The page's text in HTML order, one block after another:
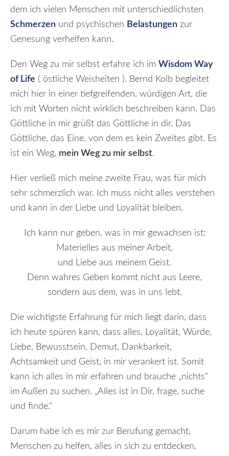
dem ich vielen Menschen mit unterschiedlichsten
Schmerzen und psychischen Belastungen zur
Genesung verhelfen kann.
Den Weg zu mir selbst erfahre ich im Wisdom Way
of Life ( östliche Weisheiten ). Bernd Kolb begleitet
mich hier in einer tiefgreifenden, würdigen Art, die
ich mit Worten nicht wirklich beschreiben kann. Das
Göttliche in mir grüßt das Göttliche in dir. Das
Göttliche, das Eine, von dem es kein Zweites gibt. Es
ist ein Weg, mein Weg zu mir selbst.
Hier verließ mich meine zweite Frau, was für mich
sehr schmerzlich war. Ich muss nicht alles verstehen
und kann in der Liebe und Loyalität bleiben.
Ich kann nur geben, was in mir gewachsen ist:
Materielles aus meiner Arbeit,
und Liebe aus meinem Geist.
Denn wahres Geben kommt nicht aus Leere,
sondern aus dem, was in uns lebt.
Die wichtigste Erfahrung für mich liegt darin, dass
ich heute spüren kann, dass alles, Loyalität, Würde,
Liebe, Bewusstsein, Demut, Dankbarkeit,
Achtsamkeit und Geist, in mir verankert ist. Somit
kann ich alles in mir erfahren und brauche „nichts“
im Außen zu suchen. „Alles ist in Dir, frage, suche
und finde.“
Darum habe ich es mir zur Berufung gemacht,
Menschen zu helfen, alles in sich zu entdecken,